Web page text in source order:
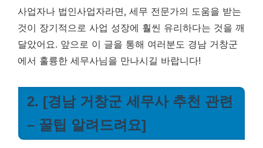
사업자나 법인사업자라면, 세무 전문가의 도움을 받는
것이 장기적으로 사업 성장에 훨씬 유리하다는 것을 깨
달았어요. 앞으로 이 글을 통해 여러분도 경남 거창군
에서 훌륭한 세무사님을 만나시길 바랍니다!
2. [경남 거창군 세무사 추천 관련
– 꿀팁 알려드려요]